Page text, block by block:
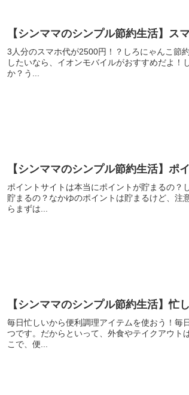
【シンママのシンプル節約生活】ス
3人分のスマホ代が2500円！？しろにゃんこ節
したいなら、イオンモバイルがおすすめだよ
か？う...
【シンママのシンプル節約生活】ポ
ポイントサイトは本当にポイントが貯まるの？
貯まるの？なかゆのポイントは貯まるけど、注
らまずは...
【シンママのシンプル節約生活】忙
毎日忙しいから便利調理アイテムを使おう！毎
つです。だからといって、外食やテイクアウト
こで、便...